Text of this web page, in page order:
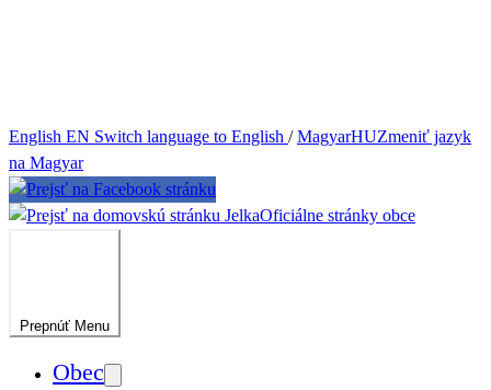
English EN Switch language to English /MagyarHUZmeniť jazyk
na Magyar
JelkaOficiálne stránky obce
Prepnúť Menu
Obec